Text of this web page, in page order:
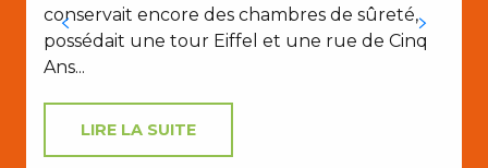
conservait encore des chambres de sûreté,
possédait une tour Eiffel et une rue de Cinq
Ans...
LIRE LA SUITE